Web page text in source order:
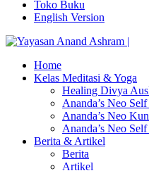
Toko Buku
English Version
Home
Kelas Meditasi & Yoga
Healing Divya
Ananda’s Neo
Ananda’s Neo
Ananda’s Neo
Berita & Artikel
Berita
Artikel